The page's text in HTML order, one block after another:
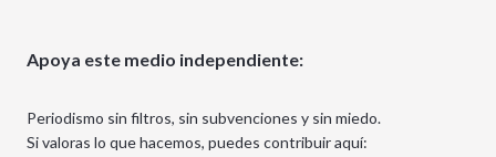
Apoya este medio independiente:
Periodismo sin filtros, sin subvenciones y sin miedo.
Si valoras lo que hacemos, puedes contribuir aquí: